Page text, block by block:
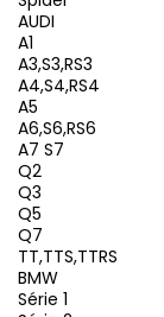
AUDI
A1
A3,S3,RS3
A4,S4,RS4
A5
A6,S6,RS6
A7 S7
Q2
Q3
Q5
Q7
TT,TTS,TTRS
BMW
Série 1